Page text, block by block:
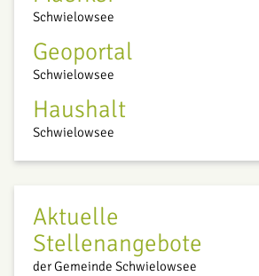
Schwielowsee
Geoportal
Schwielowsee
Haushalt
Schwielowsee
Aktuelle
Stellenangebote
der Gemeinde Schwielowsee